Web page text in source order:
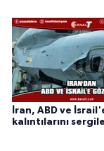
İran, ABD ve
kalıntılarını